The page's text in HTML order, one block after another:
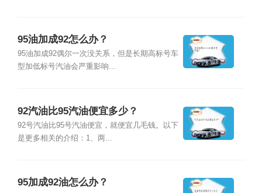
95油加成92怎么办？
95油加成92偶尔一次没关系，但是长期高标号车
型加低标号汽油会严重影响...
92汽油比95汽油便宜多少？
92号汽油比95号汽油便宜，就便宜几毛钱。以下
是更多相关的介绍：1、两...
95加成92油怎么办？